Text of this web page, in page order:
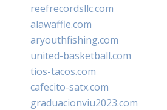
reefrecordsllc.com
alawaffle.com
aryouthfishing.com
united-basketball.com
tios-tacos.com
cafecito-satx.com
graduacionviu2023.com